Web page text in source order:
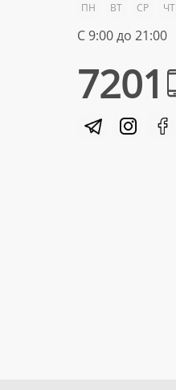
ПН ВТ СР ЧТ
С 9:00 до 21:00
7201